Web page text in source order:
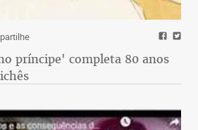
príncipe' completa 80 anos